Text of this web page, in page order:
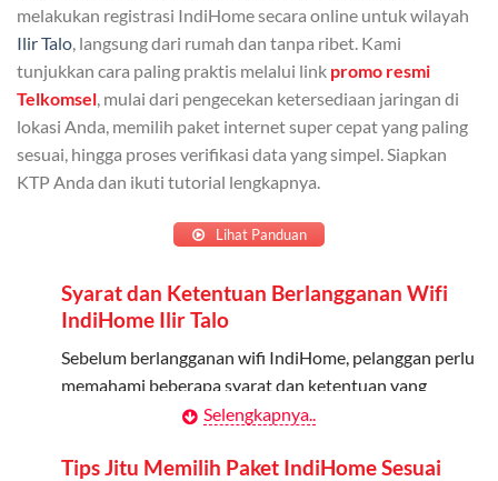
Admin dapat mendaftarkan hingga 5 anggota
keluarga atau teman untuk menggunakan kuota ini.
Berlaku Nasional
Kuota keluarga bisa digunakan di seluruh Indonesia
untuk jaringan 2G, 3G, dan 4G.
Kuota ini hanya bisa digunakan di dalam negeri.
Cara Menggunakan Kuota Keluarga
Daftarkan Anggota: Admin dapat mendaftarkan anggota
melalui aplikasi MyTelkomsel atau website Telkomsel One.
Bagikan Kuota: Setelah terdaftar, anggota bisa langsung
melakukan registrasi IndiHome secara online untuk wilayah
Ilir Talo , langsung dari rumah dan tanpa ribet. Kami
tunjukkan cara paling praktis melalui link promo resmi
Telkomsel , mulai dari pengecekan ketersediaan jaringan di
lokasi Anda, memilih paket internet super cepat yang paling
sesuai, hingga proses verifikasi data yang simpel. Siapkan
KTP Anda dan ikuti tutorial lengkapnya.
Lihat Panduan
Syarat dan Ketentuan Berlangganan Wifi
IndiHome Ilir Talo
Sebelum berlangganan wifi IndiHome, pelanggan perlu
memahami beberapa syarat dan ketentuan yang
Kontrak Berlangganan
Selengkapnya..
Tips Jitu Memilih Paket IndiHome Sesuai